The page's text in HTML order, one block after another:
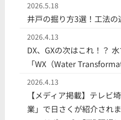
2026.5.18
井戸の掘り方3選！工法
2026.4.13
DX、GXの次はこれ！？
「WX（Water
2026.4.13
【メディア掲載】テレビ
業」で日さくが紹介され